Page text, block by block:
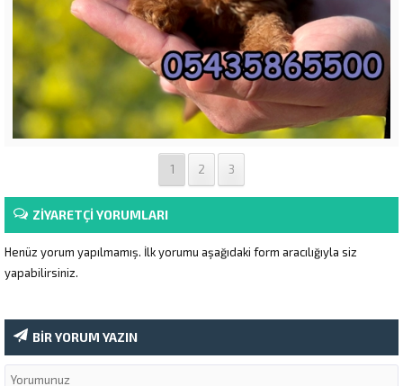
1 2 3
ZİYARETÇİ YORUMLARI
Henüz yorum yapılmamış. İlk yorumu aşağıdaki form aracılığıyla siz
yapabilirsiniz.
BİR YORUM YAZIN